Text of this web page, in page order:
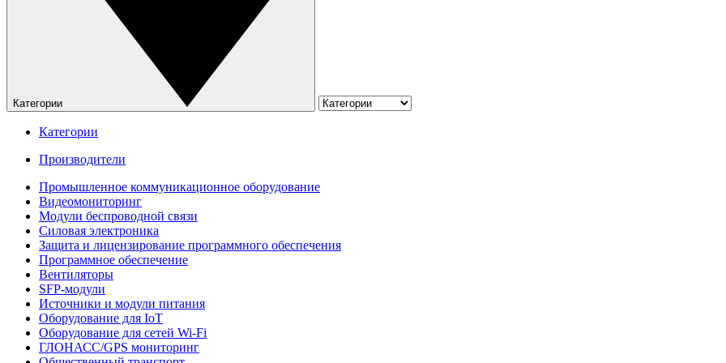
Категории
Категории
Производители
Промышленное коммуникационное оборудование
Видеомониторинг
Модули беспроводной связи
Силовая электроника
Защита и лицензирование программного обеспечения
Программное обеспечение
Вентиляторы
SFP-модули
Источники и модули питания
Оборудование для IoT
Оборудование для сетей Wi-Fi
ГЛОНАСС/GPS мониторинг